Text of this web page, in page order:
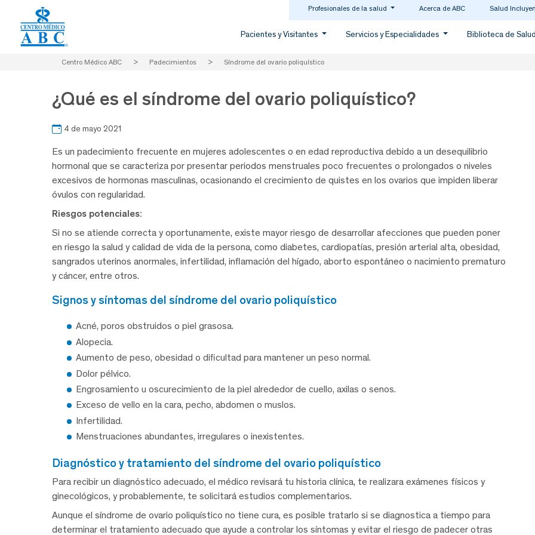
Profesionales de la salud Acerca de ABC Salud
Pacientes y Visitantes Servicios y Especialidades Biblioteca de Salud
Centro Médico ABC > Padecimientos > Síndrome del ovario poliquístico
¿Qué es el síndrome del ovario poliquístico?
4 de mayo 2021
Es un padecimiento frecuente en mujeres adolescentes o en edad reproductiva debido a un desequilibrio
hormonal que se caracteriza por presentar periodos menstruales poco frecuentes o prolongados o niveles
excesivos de hormonas masculinas, ocasionando el crecimiento de quistes en los ovarios que impiden liberar
óvulos con regularidad.
Riesgos potenciales:
Si no se atiende correcta y oportunamente, existe mayor riesgo de desarrollar afecciones que pueden poner
en riesgo la salud y calidad de vida de la persona, como diabetes, cardiopatías, presión arterial alta, obesidad,
sangrados uterinos anormales, infertilidad, inflamación del hígado, aborto espontáneo o nacimiento prematuro
y cáncer, entre otros.
signos y síntomas del síndrome del ovario poliquístico
Acné, poros obstruidos o piel grasosa.
Alopecia.
Aumento de peso, obesidad o dificultad para mantener un peso normal.
Dolor pélvico.
Engrosamiento u oscurecimiento de la piel alrededor de cuello, axilas o senos.
Exceso de vello en la cara, pecho, abdomen o muslos.
Infertilidad.
Menstruaciones abundantes, irregulares o inexistentes.
diagnóstico y tratamiento del síndrome del ovario poliquístico
Para recibir un diagnóstico adecuado, el médico revisará tu historia clínica, te realizara exámenes físicos y
ginecológicos, y probablemente, te solicitará estudios complementarios.
Aunque el síndrome de ovario poliquístico no tiene cura, es posible tratarlo si se diagnostica a tiempo para
determinar el tratamiento adecuado que ayude a controlar los síntomas y evitar el riesgo de padecer otras